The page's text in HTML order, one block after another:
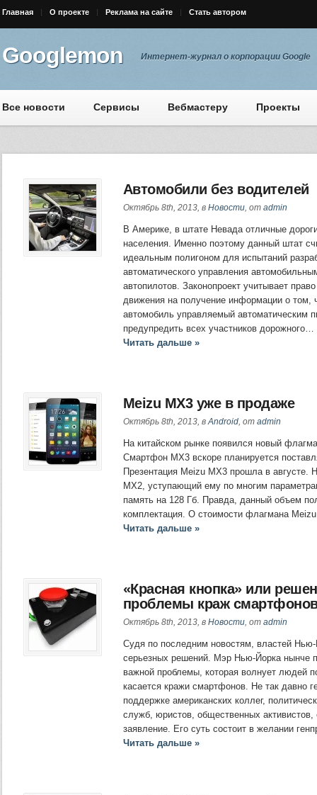
Главная О проекте Реклама на сайте Стать автором
Googlemon Интернет-журнал о корпорации Google
Все новости Сервисы Вебмастеру Проекты
Автомобили без водителей
Октябрь 8th, 2013, в Новости, от admin
В Америке, в штате Невада отличные
населения. Именно поэтому данный штат
идеальным полигоном для испытаний
автоматического управления
автопилотов. Законопроект учитывает
движения на получение информации о том,
автомобиль управляемый автоматическим
предупредить всех участников дорожного…
Читать дальше »
Meizu MX3 уже в продаже
Октябрь 8th, 2013, вAndroid, от admin
На китайском рынке появился новый
Смартфон MX3 вскоре планируется
Презентация Meizu MX3 прошла в
MX2, уступающий ему по многим
память на 128 Гб. Правда, данный объем
комплектация. О стоимости флагмана
Читать дальше »
«Красная кнопка» или
проблемы краж
Октябрь 8th, 2013, в Новости, от admin
Судя по последним новостям, властей Нью-
серьезных решений. Мэр Нью-Йорка нынче
важной проблемы, которая волнует людей
касается кражи смартфонов. Не так давно
поддержке американских коллег,
служб, юристов, общественных
заявление. Его суть состоит в желании
Читать дальше »